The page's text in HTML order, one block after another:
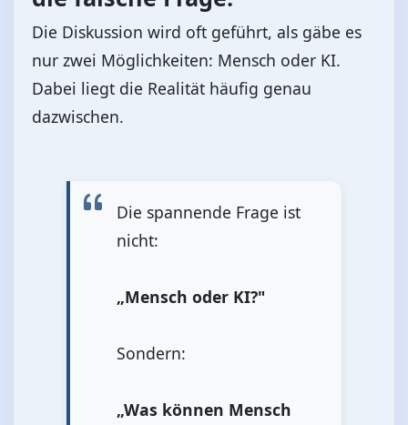
Die Diskussion wird oft geführt, als gäbe es
nur zwei Möglichkeiten: Mensch oder KI.
Dabei liegt die Realität häufig genau
dazwischen.
Die spannende Frage ist
nicht:
„Mensch oder KI?"
Sondern:
„Was können Mensch